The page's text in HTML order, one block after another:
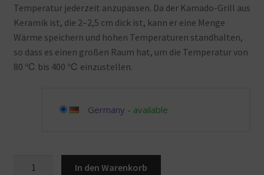
Temperatur jederzeit anzupassen. Da der Kamado-Grill aus
Keramik ist, die 2–2,5 cm dick ist, kann er eine Menge
Wärme speichern und hohen Temperaturen standhalten,
so dass es einen großen Raum hat, um die Temperatur von
80 ℃ bis 400 ℃ einzustellen.
Germany - available
In den Warenkorb